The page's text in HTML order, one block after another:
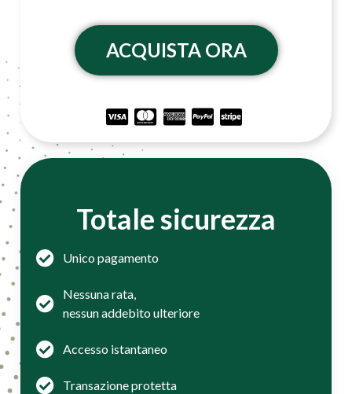
ACQUISTA ORA
Totale sicurezza
Unico pagamento
Nessuna rata,
nessun addebito ulteriore
Accesso istantaneo
Transazione protetta